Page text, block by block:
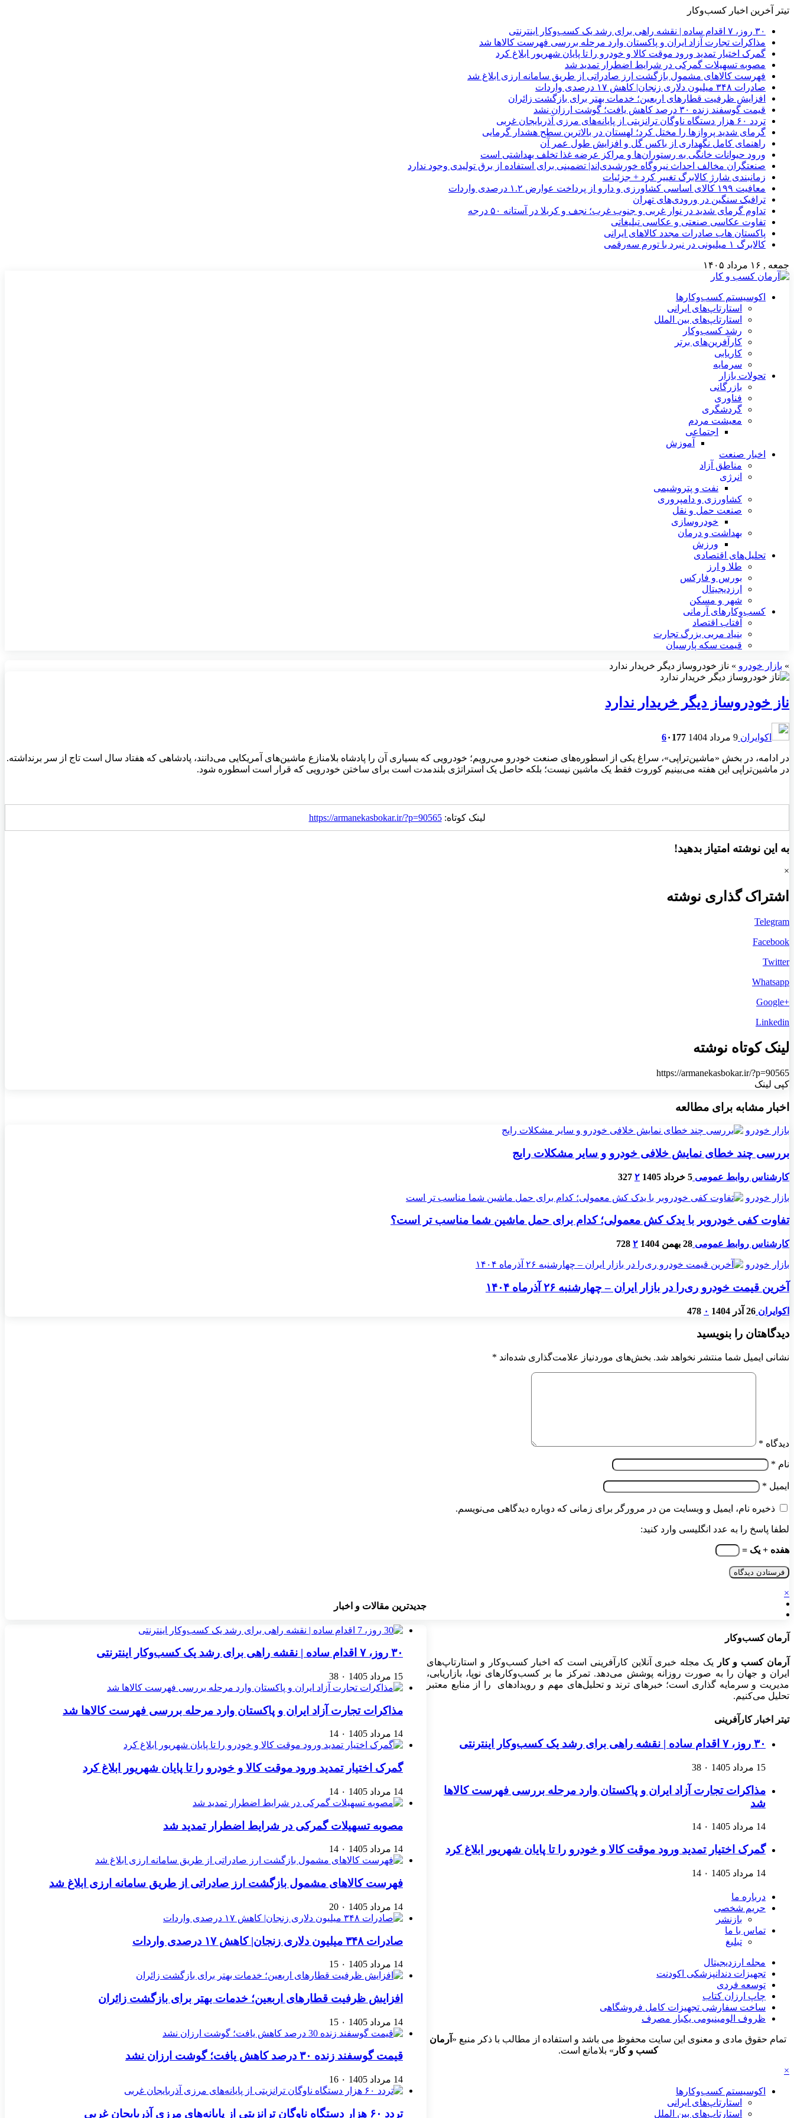
تیتر آخرین اخبار کسب‌وکار
۳۰ روز، ۷ اقدام ساده | نقشه راهی برای رشد یک کسب‌وکار اینترنتی
مذاکرات تجارت آزاد ایران و پاکستان وارد مرحله بررسی فهرست کالاها شد
گمرک اختیار تمدید ورود موقت کالا و خودرو را تا پایان شهریور ابلاغ کرد
مصوبه تسهیلات گمرکی در شرایط اضطرار تمدید شد
فهرست کالاهای مشمول بازگشت ارز صادراتی از طریق سامانه ارزی ابلاغ شد
صادرات ۳۴۸ میلیون دلاری زنجان| ‌کاهش ۱۷ درصدی واردات
افزایش ظرفیت قطارهای اربعین؛ خدمات بهتر برای بازگشت زائران
قیمت گوسفند زنده ۳۰ درصد کاهش یافت؛ گوشت ارزان نشد
تردد ۶۰ هزار دستگاه ناوگان ترانزیتی از پایانه‌های مرزی آذربایجان ‌غربی
گرمای شدید پروازها را مختل کرد؛ لهستان در بالاترین سطح هشدار گرمایی
راهنمای کامل نگهداری از باکس گل و افزایش طول عمر آن
ورود حیوانات خانگی به رستوران‌ها و مراکز عرضه غذا تخلف بهداشتی است
صنعتگران مخالف احداث نیروگاه خورشیدی‌اند| تضمینی برای استفاده از برق تولیدی وجود ندارد
زمانبندی شارژ کالابرگ تغییر کرد + جزئیات
معافیت ۱۹۹ کالای اساسی کشاورزی و دارو از پرداخت عوارض ۱.۲ درصدی واردات
ترافیک سنگین در ورودی‌های تهران
تداوم گرمای شدید در نوار غربی و جنوب غرب؛ نجف و کربلا در آستانه ۵۰ درجه
تفاوت عکاسی صنعتی و عکاسی تبلیغاتی
پاکستان هاب صادرات مجدد کالاهای ایرانی
کالابرگ ۱ میلیونی در نبرد با تورم سه‌رقمی
جمعه , ۱۶ مرداد ۱۴۰۵
اکوسیستم کسب‌وکارها
استارتاپ‌های ایرانی
استارتاپ‌های بین الملل
رشد کسب‌وکار
کارآفرین‌های برتر
کاریابی
سرمایه
تحولات بازار
بازرگانی
فناوری
گردشگری
معیشت مردم
اجتماعی
آموزش
اخبار صنعت
مناطق آزاد
انرژی
نفت و پتروشیمی
کشاورزی و دامپروری
صنعت حمل و نقل
خودروسازی
بهداشت و درمان
ورزش
تحلیل‌های اقتصادی
طلا و ارز
بورس و فارکس
ارزدیجیتال
شهر و مسکن
کسب‌وکارهای آرمانی
آفتاب اقتصاد
بنیاد مربی بزرگ تجارت
قیمت سکه پارسیان
» بازار خودرو » ناز خودروساز دیگر خریدار ندارد
ناز خودروساز دیگر خریدار ندارد
اکوایران 9 مرداد 1404 6۰ 177
در ادامه، در بخش «ماشین‌تراپی»، سراغ یکی از اسطوره‌های صنعت خودرو می‌رویم؛ خودرویی که بسیاری آن را پادشاه بلامنازع ماشین‌های آمریکایی می‌دانند، پادشاهی که هفتاد سال است تاج از سر برنداشته.
در ماشین‌تراپی این هفته می‌بینیم کوروت فقط یک ماشین نیست؛ بلکه حاصل یک استراتژی بلندمدت است برای ساختن خودرویی که قرار است اسطوره شود.
لینک کوتاه:https://armanekasbokar.ir/?p=90565
به این نوشته امتیاز بدهید!
×
اشتراک گذاری نوشته
Telegram
Facebook
Twitter
Whatsapp
+Google
Linkedin
لینک کوتاه نوشته
https://armanekasbokar.ir/?p=90565
کپی لینک
اخبار مشابه برای مطالعه
بازار خودرو
بررسی چند خطای نمایش خلافی خودرو و سایر مشکلات رایج
کارشناس روابط عمومی 5 خرداد 1405 ۲ 327
بازار خودرو
تفاوت کفی خودروبر با یدک ‌کش معمولی؛ کدام برای حمل ماشین شما مناسب ‌تر است؟
کارشناس روابط عمومی 28 بهمن 1404 ۲ 728
بازار خودرو
آخرین قیمت خودرو ری‌را در بازار ایران – چهارشنبه ۲۶ آذرماه ۱۴۰۴
اکوایران 26 آذر 1404 ۰ 478
دیدگاهتان را بنویسید
نشانی ایمیل شما منتشر نخواهد شد. بخش‌های موردنیاز علامت‌گذاری شده‌اند *
دیدگاه *
نام *
ایمیل *
ذخیره نام، ایمیل و وبسایت من در مرورگر برای زمانی که دوباره دیدگاهی می‌نویسم.
لطفا پاسخ را به عدد انگلیسی وارد کنید:
هفده + یک =
جدیدترین مقالات و اخبار
۳۰ روز، ۷ اقدام ساده | نقشه راهی برای رشد یک کسب‌وکار اینترنتی
15 مرداد 1405 ۰ 38
مذاکرات تجارت آزاد ایران و پاکستان وارد مرحله بررسی فهرست کالاها شد
14 مرداد 1405 ۰ 14
گمرک اختیار تمدید ورود موقت کالا و خودرو را تا پایان شهریور ابلاغ کرد
14 مرداد 1405 ۰ 14
مصوبه تسهیلات گمرکی در شرایط اضطرار تمدید شد
14 مرداد 1405 ۰ 14
فهرست کالاهای مشمول بازگشت ارز صادراتی از طریق سامانه ارزی ابلاغ شد
14 مرداد 1405 ۰ 20
صادرات ۳۴۸ میلیون دلاری زنجان| ‌کاهش ۱۷ درصدی واردات
14 مرداد 1405 ۰ 15
افزایش ظرفیت قطارهای اربعین؛ خدمات بهتر برای بازگشت زائران
14 مرداد 1405 ۰ 15
قیمت گوسفند زنده ۳۰ درصد کاهش یافت؛ گوشت ارزان نشد
14 مرداد 1405 ۰ 16
تردد ۶۰ هزار دستگاه ناوگان ترانزیتی از پایانه‌های مرزی آذربایجان ‌غربی
×
آرمان کسب‌وکار
آرمان کسب و کار
یک مجله خبری آنلاین کارآفرینی است که اخبار کسب‌وکار و استارتاپ‌های
ایران و جهان را به صورت روزانه پوشش می‌دهد. تمرکز ما بر کسب‌وکارهای نوپا، بازاریابی،
مدیریت و سرمایه گذاری است؛ خبرهای ترند و تحلیل‌های مهم و رویدادهای را از منابع معتبر
تحلیل می‌کنیم.
تیتر اخبار کارآفرینی
۳۰ روز، ۷ اقدام ساده | نقشه راهی برای رشد یک کسب‌وکار اینترنتی
15 مرداد 1405 ۰ 38
مذاکرات تجارت آزاد ایران و پاکستان وارد مرحله بررسی فهرست کالاها
شد
14 مرداد 1405 ۰ 14
گمرک اختیار تمدید ورود موقت کالا و خودرو را تا پایان شهریور ابلاغ کرد
14 مرداد 1405 ۰ 14
درباره ما
حریم شخصی
بازنشر
تماس با ما
تبلیغ
مجله ارزدیجیتال
تجهیزات دندانپزشکی اکودنت
توسعه فردی
چاپ ارزان کتاب
ساخت سفارشی تجهیزات کامل فروشگاهی
ظروف الومینیومی یکبار مصرف
تمام حقوق مادی و معنوی این سایت محفوظ می باشد و استفاده از مطالب با ذکر منبع « آرمان
کسب و کار » بلامانع است.
×
اکوسیستم کسب‌وکارها
استارتاپ‌های ایرانی
استارتاپ‌های بین الملل